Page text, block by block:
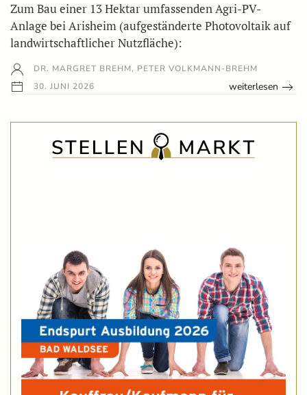
Zum Bau einer 13 Hektar umfassenden Agri-PV-
Anlage bei Arisheim (aufgeständerte Photovoltaik auf
landwirtschaftlicher Nutzfläche):
DR. MARGRET BREHM, PETER VOLKMANN-BREHM
30. JUNI 2026
weiterlesen